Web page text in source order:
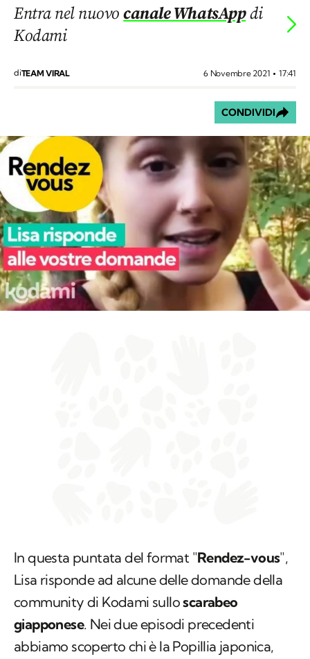
Entra nel nuovocanale WhatsAppdi
Kodami
diTEAM VIRAL 6 Novembre 2021 17:41
CONDIVIDI
In questa puntata del format "Rendez-vous",
Lisa risponde ad alcune delle domande della
community di Kodami sulloscarabeo
giapponese. Nei due episodi precedenti
abbiamo scoperto chi è la Popillia japonica,